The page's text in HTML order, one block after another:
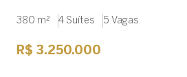
380 m² 4 Suítes 5 Vagas
R$ 3.250.000